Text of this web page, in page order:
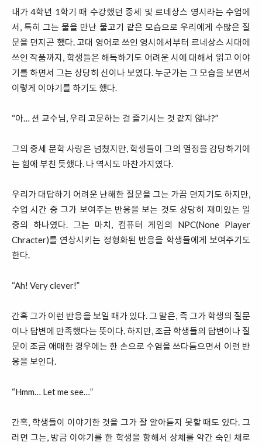
내가 4학년 1학기 때 수강했던 중세 및 르네상스 영시라는 수업에
서, 특히 그는 물을 만난 물고기 같은 모습으로 우리에게 수많은 질
문을 던지곤 했다. 고대 영어로 쓰인 영시에서부터 르네상스 시대에
쓰인 작품까지, 학생들은 해독하기도 어려운 시에 대해서 읽고 이야
기를 하면서 그는 상당히 신이나 보였다. 누군가는 그 모습을 보면서
이렇게 이야기를 하기도 했다.
“아… 션 교수님, 우리 고문하는 걸 즐기시는 것 같지 않냐?”
그의 중세 문학 사랑은 넘쳤지만, 학생들이 그의 열정을 감당하기에
는 힘에 부친 듯했다. 나 역시도 마찬가지였다.
우리가 대답하기 어려운 난해한 질문을 그는 가끔 던지기도 하지만,
수업 시간 중 그가 보여주는 반응을 보는 것도 상당히 재미있는 일
중의 하나였다. 그는 마치, 컴퓨터 게임의 NPC(None Player
Chracter)를 연상시키는 정형화된 반응을 학생들에게 보여주기도
한다.
“Ah! Very clever!”
간혹 그가 이런 반응을 보일 때가 있다. 그 말은, 즉 그가 학생의 질문
이나 답변에 만족했다는 뜻이다. 하지만, 조금 학생들의 답변이나 질
문이 조금 애매한 경우에는 한 손으로 수염을 쓰다듬으면서 이런 반
응을 보인다.
“Hmm… Let me see…”
간혹, 학생들이 이야기한 것을 그가 잘 알아듣지 못할 때도 있다. 그
러면 그는, 방금 이야기를 한 학생을 향해서 상체를 약간 숙인 채로